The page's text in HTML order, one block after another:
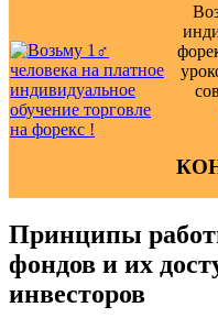
Принципы
фондов и их
инвесторов